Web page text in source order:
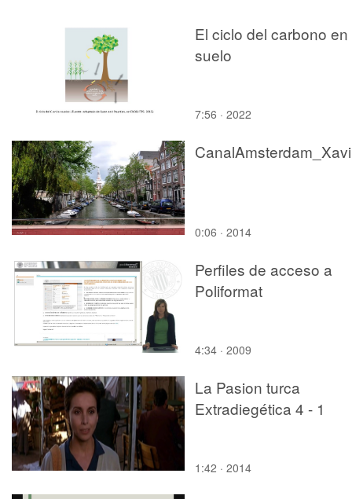
El ciclo del carbono en
suelo
7:56 · 2022
0:06 · 2014
Perfiles de acceso a
Poliformat
4:34 · 2009
La Pasion turca
Extradiegética 4 - 1
1:42 · 2014